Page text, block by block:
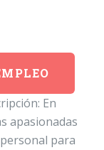
En
apasionadas
para